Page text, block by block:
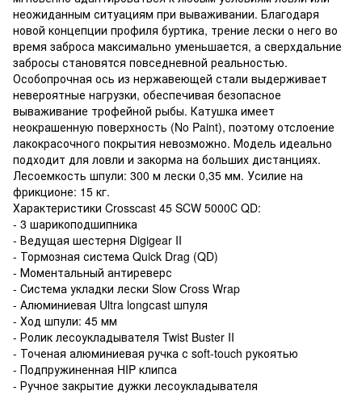
неожиданным ситуациям при вываживании. Благодаря
новой концепции профиля буртика, трение лески о него во
время заброса максимально уменьшается, а сверхдальние
забросы становятся повседневной реальностью.
Особопрочная ось из нержавеющей стали выдерживает
невероятные нагрузки, обеспечивая безопасное
вываживание трофейной рыбы. Катушка имеет
неокрашенную поверхность (No Paint), поэтому отслоение
лакокрасочного покрытия невозможно. Модель идеально
подходит для ловли и закорма на больших дистанциях.
Лесоемкость шпули: 300 м лески 0,35 мм. Усилие на
фрикционе: 15 кг.
Характеристики Crosscast 45 SCW 5000С QD:
- 3 шарикоподшипника
- Ведущая шестерня Digigear II
- Тормозная система Quick Drag (QD)
- Моментальный антиреверс
- Система укладки лески Slow Cross Wrap
- Алюминиевая Ultra longсast шпуля
- Ход шпули: 45 мм
- Ролик лесоукладывателя Twist Buster II
- Точеная алюминиевая ручка с soft-touch рукоятью
- Подпружиненная HIP клипса
- Ручное закрытие дужки лесоукладывателя